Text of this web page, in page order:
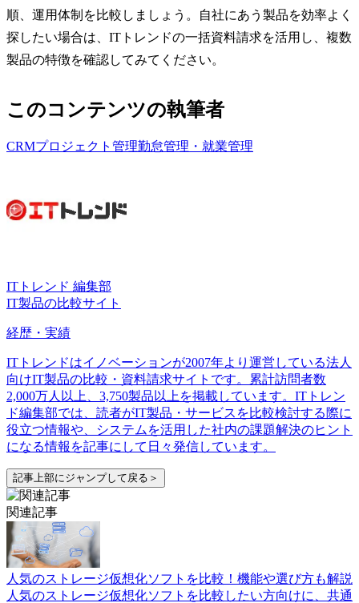
順、運用体制を比較しましょう。自社にあう製品を効率よく
探したい場合は、ITトレンドの一括資料請求を活用し、複数
製品の特徴を確認してみてください。
このコンテンツの執筆者
CRMプロジェクト管理勤怠管理・就業管理
ITトレンド 編集部
IT製品の比較サイト
経歴・実績
ITトレンドはイノベーションが2007年より運営している法人
向けIT製品の比較・資料請求サイトです。累計訪問者数
2,000万人以上、3,750製品以上を掲載しています。ITトレン
ド編集部では、読者がIT製品・サービスを比較検討する際に
役立つ情報や、システムを活用した社内の課題解決のヒント
になる情報を記事にして日々発信しています。
記事上部にジャンプして戻る＞
関連記事
人気のストレージ仮想化ソフトを比較！機能や選び方も解説
人気のストレージ仮想化ソフトを比較したい方向けに、共通